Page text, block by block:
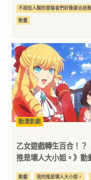
方
位
資
訊
平
台
魔法使登場！
不相信人類的冒險者們好像要去拯
動畫
動漫影劇
乙女遊戲轉生百合！？
推是壞人大小姐。》動
動畫 我的推是壞人大小姐。